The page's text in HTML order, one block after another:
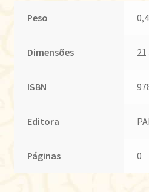
Peso
Dimensões 21
ISBN
Editora
Páginas 0